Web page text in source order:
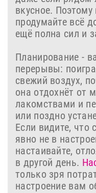
вкусное. Поэтому
продумайте всё
ещё полна сил и
Планирование -
перерывы:
свежий воздух,
она отдохнёт от
лакомствами и
или поздно
Если видите, что
явно не в
настаивайте,
в другой день.
только зря
настроение вам